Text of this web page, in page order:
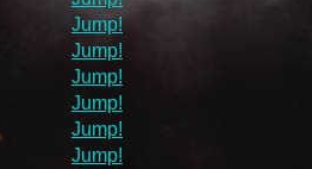
Jump!
Jump!
Jump!
Jump!
Jump!
Jump!